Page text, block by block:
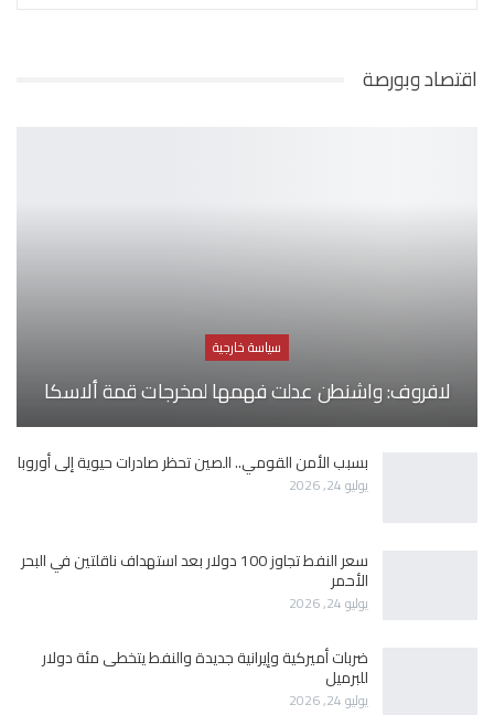
اقتصاد وبورصة
سياسة خارجية
لافروف: واشنطن عدلت فهمها لمخرجات قمة ألاسكا
بسبب الأمن القومي.. الصين تحظر صادرات حيوية إلى أوروبا
يوليو 24, 2026
سعر النفط تجاوز 100 دولار بعد استهداف ناقلتين في البحر
الأحمر
يوليو 24, 2026
ضربات أميركية وإيرانية جديدة والنفط يتخطى مئة دولار
للبرميل
يوليو 24, 2026